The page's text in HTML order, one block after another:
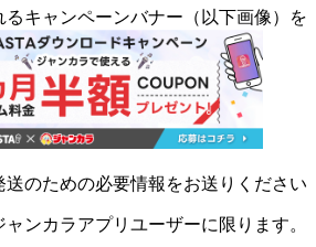
キャンペーンバナー（以下画像）を
のための必要情報をお送りください
ンカラアプリユーザーに限ります。